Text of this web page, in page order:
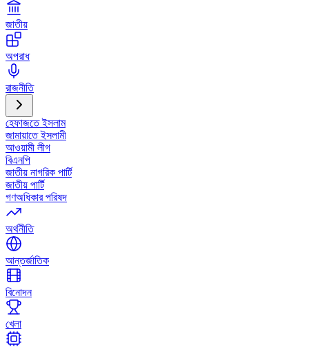
জাতীয়
অপরাধ
রাজনীতি
হেফাজতে ইসলাম
জামায়াতে ইসলামী
আওয়ামী লীগ
বিএনপি
জাতীয় নাগরিক পার্টি
জাতীয় পার্টি
গণঅধিকার পরিষদ
অর্থনীতি
আন্তর্জাতিক
বিনোদন
খেলা